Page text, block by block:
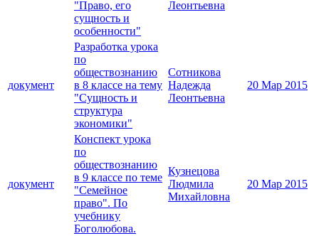
"Право, его
сущность и
особенности"
Леонтьевна
документ
Разработка урока
по
обществознанию
в 8 классе на тему
"Сущность и
структура
экономики"
Сотникова
Надежда
Леонтьевна
20 Мар 2015
документ
Конспект урока
по
обществознанию
в 9 классе по теме
"Семейное
право". По
учебнику
Боголюбова.
Кузнецова
Людмила
Михайловна
20 Мар 2015